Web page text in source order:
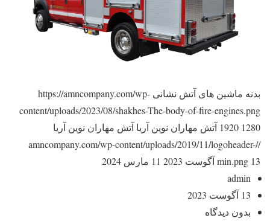
بدنه ماشین های آتش نشانی https://amncompany.com/wp-
content/uploads/2023/08/shakhes-The-body-of-fire-engines.png
1920 1280 آتش مهاران نوین آریا آتش مهاران نوین آریا
//amncompany.com/wp-content/uploads/2019/11/logoheader-
min.png 13 آگوست 2023
11 مارس 2024
admin
13 آگوست 2023
بدون دیدگاه